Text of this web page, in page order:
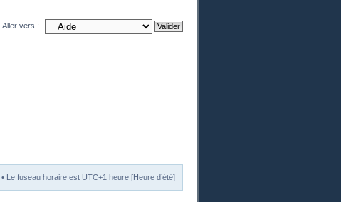
Aller vers :
• Le fuseau horaire est UTC+1 heure [Heure d’été]